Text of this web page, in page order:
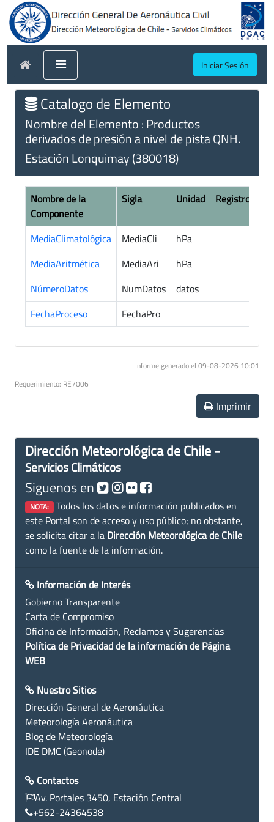
Iniciar Sesión
Catalogo de Elemento
Nombre del Elemento : Productos
derivados de presión a nivel de pista QNH.
Estación Lonquimay (380018)
Nombre de la
Componente
Sigla Unidad Registros
MediaClimatológica MediaCli hPa
MediaAritmética
MediaAri hPa
NúmeroDatos
NumDatos datos
FechaProceso
FechaPro
Informe generado el 09-08-2026 10:01
Requerimiento: RE7006
Imprimir
Dirección Meteorológica de Chile -
Servicios Climáticos
Siguenos en
NOTA: Todos los datos e información publicados en
este Portal son de acceso y uso público; no obstante,
se solicita citar a la Dirección Meteorológica de Chile
como la fuente de la información.
Información de Interés
Gobierno Transparente
Carta de Compromiso
Oficina de Información, Reclamos y Sugerencias
Política de Privacidad de la información de Página
WEB
Nuestro Sitios
Dirección General de Aeronáutica
Meteorología Aeronáutica
Blog de Meteorología
IDE DMC (Geonode)
Contactos
Av. Portales 3450, Estación Central
+562-24364538